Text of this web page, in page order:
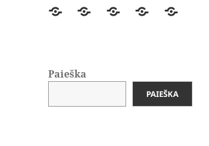
MedicinaPatarimaiSportasStatybaPORTALO
Paieška
PAIEŠKA